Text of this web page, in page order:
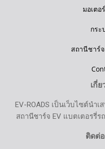
มอเตอ
กระ
สถานีชาร์
เกี่ย
EV-ROADS เป็นเว็บไซต์น
สถานีชาร์จ EV แบตเตอรรี่
ติดต่